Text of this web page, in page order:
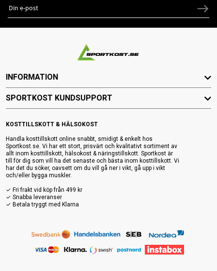
KOSTTILLSKOTT & HÄLSOKOST
Handla kosttillskott online snabbt, smidigt & enkelt hos
Sportkost.se. Vi har ett stort, prisvärt och kvalitativt sortiment av
allt inom kosttillskott, hälsokost & näringstillskott. Sportkost är
till för dig som vill ha det senaste och bästa inom kosttillskott. Vi
har det du söker, oavsett om du vill gå ner i vikt, gå upp i vikt
och/eller bygga muskler.
✓ Fri frakt vid köp från 499 kr
✓ Snabba leveranser
✓ Betala tryggt med Klarna
INFORMATION
SPORTKOST KUNDSUPPORT